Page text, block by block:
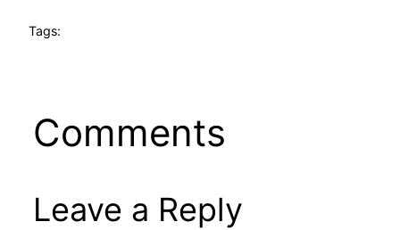
Tags:
Comments
Leave a Reply